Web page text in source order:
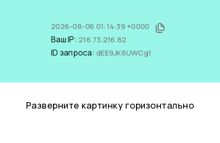
2026-08-06 01:14:39 +0000
Ваш IP: 216.73.216.82
ID запроса: dEE9JK6UWCg1
Разверните картинку горизонтально